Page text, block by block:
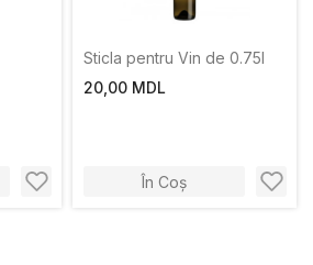
Sticla pentru Vin de 0.75l
20,00 MDL
În Coș